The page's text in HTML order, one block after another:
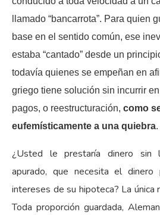
llamado “bancarrota”. Para quien
base en el sentido común, ese
estaba “cantado” desde un
todavía quienes se empeñan en
griego tiene solución sin incurrir
pagos, o reestructuración, como
eufemísticamente a una quiebra.
¿Usted le prestaría dinero sin
apurado, que necesita el
intereses de su hipoteca? La única
Toda proporción guardada,